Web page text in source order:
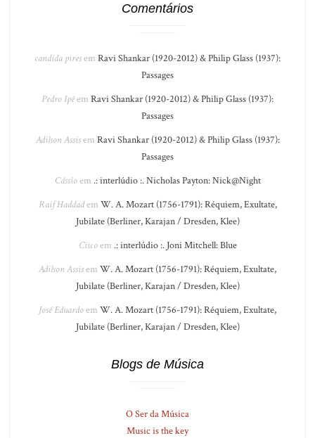
Comentários
candida piresem Ravi Shankar (1920-2012) & Philip Glass (1937):
Passages
Pedro Ipêem Ravi Shankar (1920-2012) & Philip Glass (1937):
Passages
Adilson Assisem Ravi Shankar (1920-2012) & Philip Glass (1937):
Passages
Cássioem .: interlúdio :. Nicholas Payton: Nick@Night
Raif Haddadem W. A. Mozart (1756-1791): Réquiem, Exultate,
Jubilate (Berliner, Karajan / Dresden, Klee)
Ciscoem .: interlúdio :. Joni Mitchell: Blue
Adilson Assisem W. A. Mozart (1756-1791): Réquiem, Exultate,
Jubilate (Berliner, Karajan / Dresden, Klee)
José Eduardoem W. A. Mozart (1756-1791): Réquiem, Exultate,
Jubilate (Berliner, Karajan / Dresden, Klee)
Blogs de Música
O Ser da Música
Music is the key